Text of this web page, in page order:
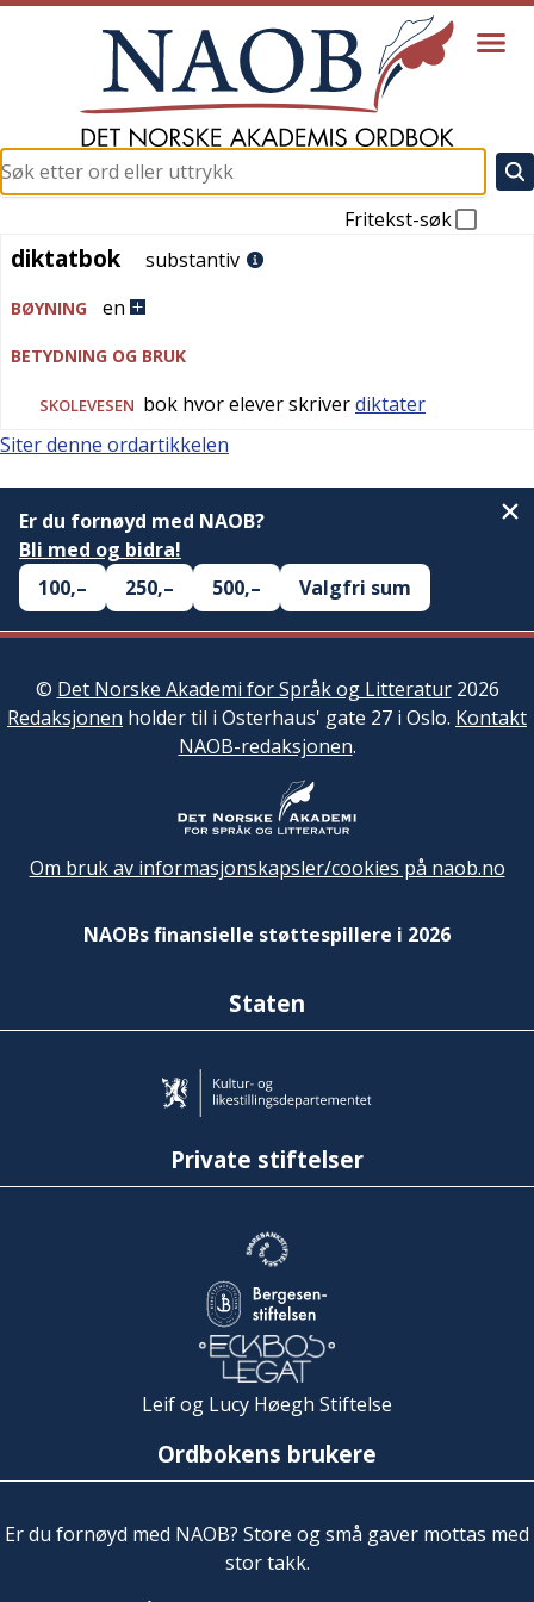
Fritekst-søk
diktatbok
diktatbok substantiv
BØYNING en
BETYDNING OG BRUK
SKOLEVESEN bok hvor elever skriverdiktater
Siter denne ordartikkelen
Er du fornøyd med NAOB?
Bli med og bidra!
100,–
250,– 500,– Valgfri sum
© Det Norske Akademi for Språk og Litteratur2026
Redaksjonen holder til i Osterhaus' gate 27 i Oslo. Kontakt
NAOB-redaksjonen.
Om bruk av informasjonskapsler/cookies på naob.no
NAOBs finansielle støttespillere i 2026
Staten
Private stiftelser
Leif og Lucy Høegh Stiftelse
Ordbokens brukere
Er du fornøyd med NAOB? Store og små gaver mottas med
stor takk.